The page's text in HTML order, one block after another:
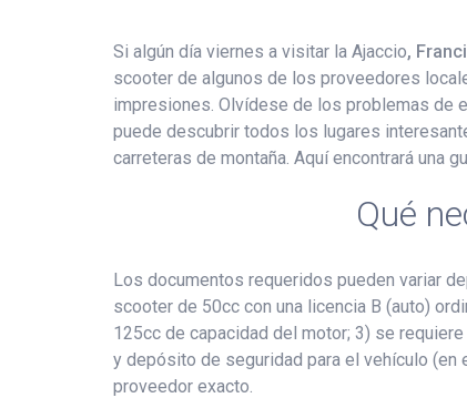
Si algún día viernes a visitar la Ajaccio,
scooter de algunos de los proveedores
impresiones. Olvídese de los problemas de
puede descubrir todos los lugares
carreteras de montaña. Aquí encontrará una
Qué
Los documentos requeridos pueden variar
scooter de 50cc con una licencia B (auto)
125cc de capacidad del motor; 3) se
y depósito de seguridad para el vehículo
proveedor exacto.